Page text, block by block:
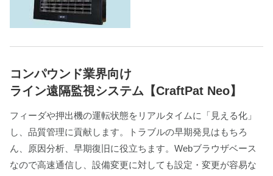
コンパウンド業界向け
ライン遠隔監視システム【CraftPat Neo】
フィーダや押出機の運転状態をリアルタイムに「見える化」
し、品質管理に貢献します。トラブルの早期発見はもちろ
ん、原因分析、早期復旧に役立ちます。Webブラウザベース
なので高速通信し、設備変更に対しても設定・変更が容易な